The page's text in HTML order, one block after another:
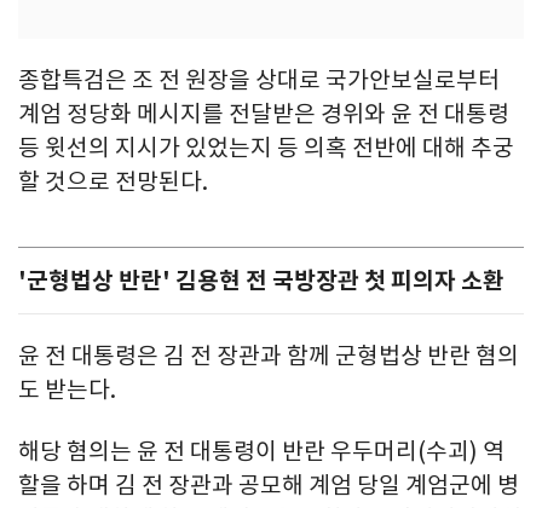
종합특검은 조 전 원장을 상대로 국가안보실로부터
계엄 정당화 메시지를 전달받은 경위와 윤 전 대통령
등 윗선의 지시가 있었는지 등 의혹 전반에 대해 추궁
할 것으로 전망된다.
'군형법상 반란' 김용현 전 국방장관 첫 피의자 소환
윤 전 대통령은 김 전 장관과 함께 군형법상 반란 혐의
도 받는다.
해당 혐의는 윤 전 대통령이 반란 우두머리(수괴) 역
할을 하며 김 전 장관과 공모해 계엄 당일 계엄군에 병